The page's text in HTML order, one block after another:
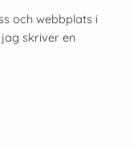
och webbplats i
skriver en